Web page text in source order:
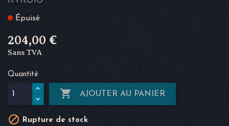
Épuisé
204,00 €
Sans TVA
Quantité
 AJOUTER AU PANIER
 Rupture de stock